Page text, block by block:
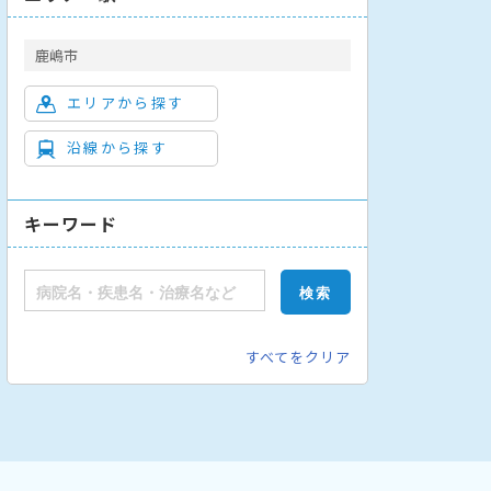
鹿嶋市
エリアから探す
沿線から探す
キーワード
すべてをクリア